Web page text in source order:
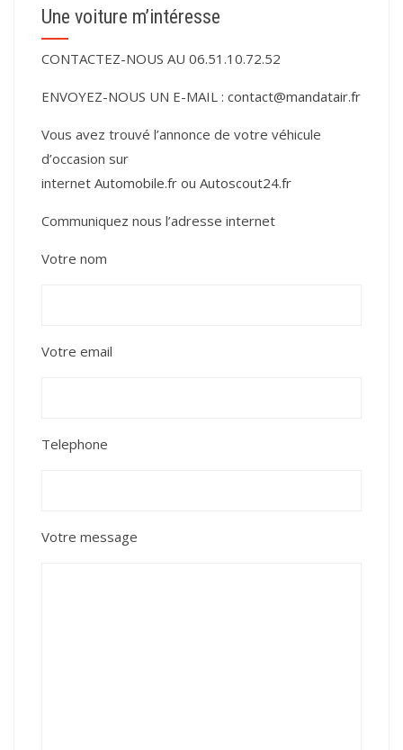
Une voiture m’intéresse
CONTACTEZ-NOUS AU 06.51.10.72.52
ENVOYEZ-NOUS UN E-MAIL : contact@mandatair.fr
Vous avez trouvé l’annonce de votre véhicule
d’occasion sur
internet Automobile.fr ou Autoscout24.fr
Communiquez nous l’adresse internet
Votre nom
Votre email
Telephone
Votre message